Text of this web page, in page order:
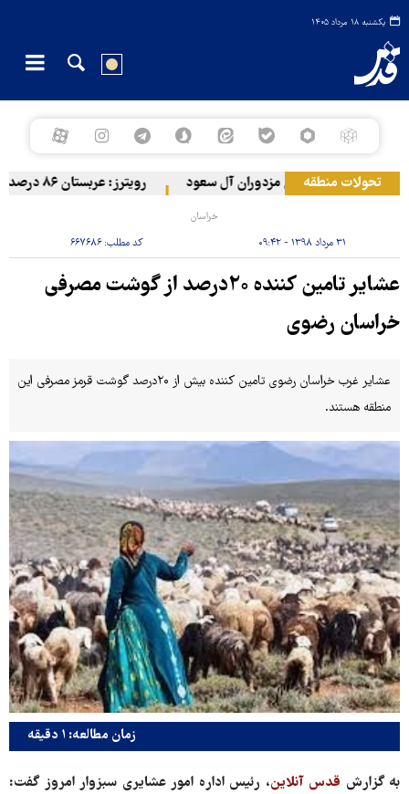
یکشنبه ۱۸ مرداد ۱۴۰۵
تحولات منطقه
یمن به مواضع مزدوران آل سعود رویترز: عربستان ۸۶ درصد از موشک‌های پاتریوت خود را استفاده کرده است
خراسان
۳۱ مرداد ۱۳۹۸ - ۰۹:۴۲ کد مطلب: ۶۶۷۶۸۶
عشایر تامین کننده ۲۰درصد از گوشت مصرفی
خراسان رضوی
عشایر غرب خراسان رضوی تامین کننده بیش از ۲۰درصد گوشت قرمز مصرفی این
منطقه هستند.
زمان مطالعه: ۱ دقیقه
به گزارش قدس آنلاین، رئیس اداره امور عشایری سبزوار امروز گفت: